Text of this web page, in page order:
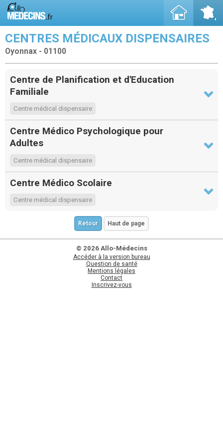
CENTRES MÉDICAUX DISPENSAIRES
Oyonnax - 01100
Centre de Planification et d'Education
Familiale
Centre médical dispensaire
Centre Médico Psychologique pour
Adultes
Centre médical dispensaire
Centre Médico Scolaire
Centre médical dispensaire
Retour Haut de page
© 2026 Allo-Médecins
Accéder à la version bureau
Question de santé
Mentions légales
Contact
Inscrivez-vous